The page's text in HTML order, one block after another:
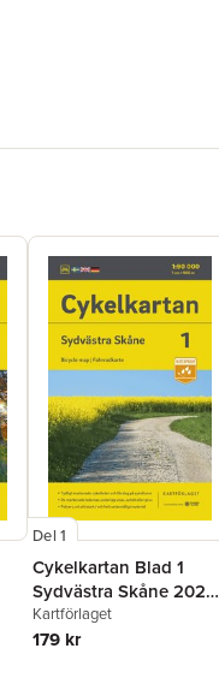
Del 1
Cykelkartan Blad 1
Sydvästra Skåne 2023-
2025
Kartförlaget
179 kr